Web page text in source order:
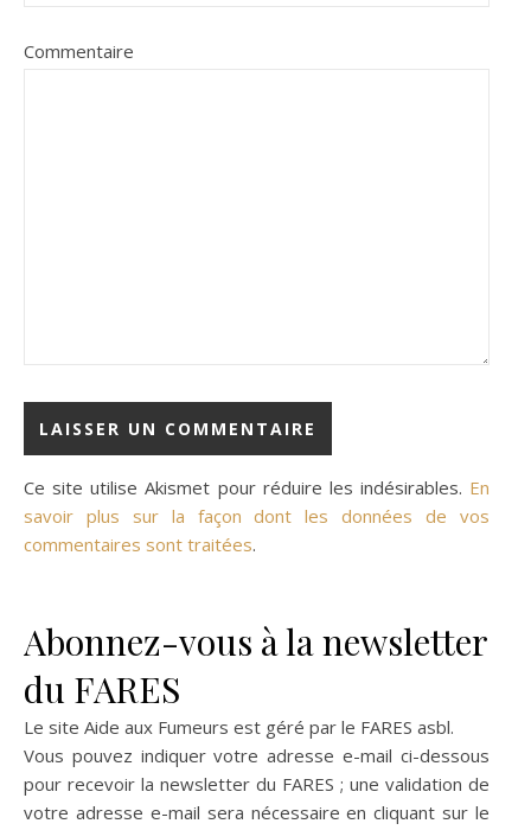
Commentaire
Ce site utilise Akismet pour réduire les indésirables. En
savoir plus sur la façon dont les données de vos
commentaires sont traitées.
Abonnez-vous à la newsletter
du FARES
Le site Aide aux Fumeurs est géré par le FARES asbl.
Vous pouvez indiquer votre adresse e-mail ci-dessous
pour recevoir la newsletter du FARES ; une validation de
votre adresse e-mail sera nécessaire en cliquant sur le